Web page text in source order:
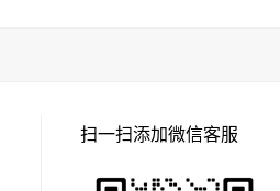
扫一扫添加微信客服